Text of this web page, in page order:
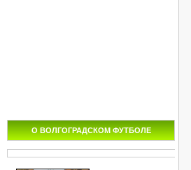
О ВОЛГОГРАДСКОМ ФУТБОЛЕ